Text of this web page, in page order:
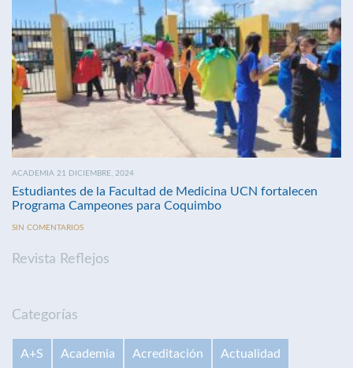
ACADEMIA 21 DICIEMBRE, 2024
Estudiantes de la Facultad de Medicina UCN fortalecen
Programa Campeones para Coquimbo
SIN COMENTARIOS
Revista Reflejos
Categorías
A+S Academia Acreditación Actualidad